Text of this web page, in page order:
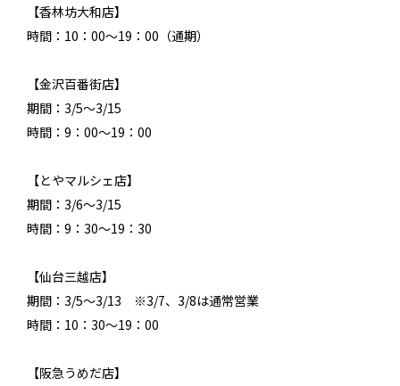
【香林坊大和店】
時間：10：00～19：00（通期）
【金沢百番街店】
期間：3/5～3/15
時間：9：00～19：00
【とやマルシェ店】
期間：3/6～3/15
時間：9：30～19：30
【仙台三越店】
期間：3/5～3/13 ※3/7、3/8は通常営業
時間：10：30～19：00
【阪急うめだ店】